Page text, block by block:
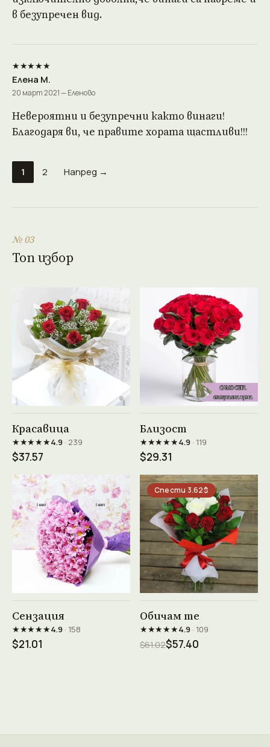
в безупречен вид.
★★★★★
Елена М.
20 март 2021 — Еленово
Невероятни и безупречни както винаги!
Благодаря ви, че правите хората щастливи!!!
1 2 Напред →
№ 03
Топ избор
Красавица
★★★★★4.9· 239
$37.57
Близост
★★★★★4.9· 119
$29.31
Сензация
★★★★★4.9· 158
$21.01
Спести 3.62$
Обичам те
★★★★★4.9· 109
$61.02$57.40